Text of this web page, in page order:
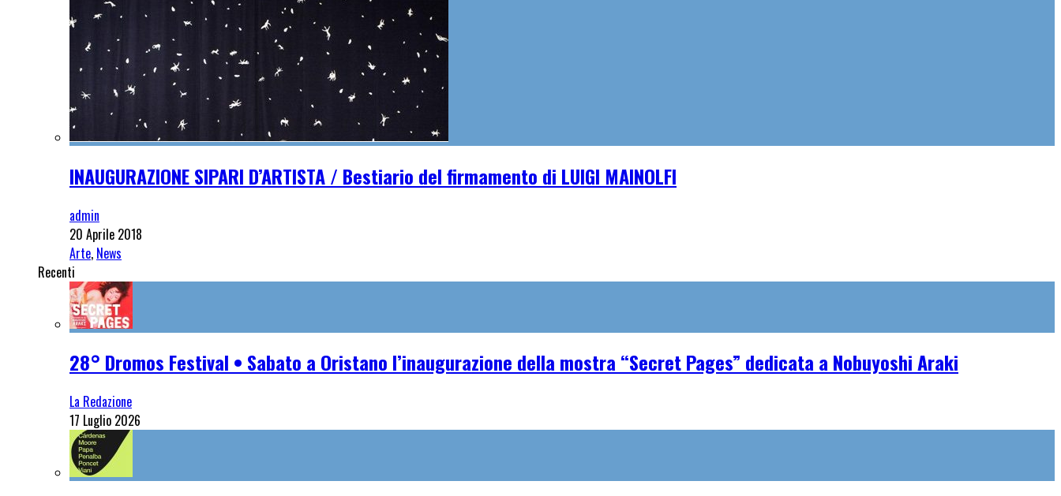
INAUGURAZIONE SIPARI D’ARTISTA / Bestiario del firmamento di LUIGI MAINOLFI
admin
20 Aprile 2018
Arte, News
Recenti
28° Dromos Festival • Sabato a Oristano l’inaugurazione della mostra “Secret Pages” dedicata a Nobuyoshi Araki
La Redazione
17 Luglio 2026